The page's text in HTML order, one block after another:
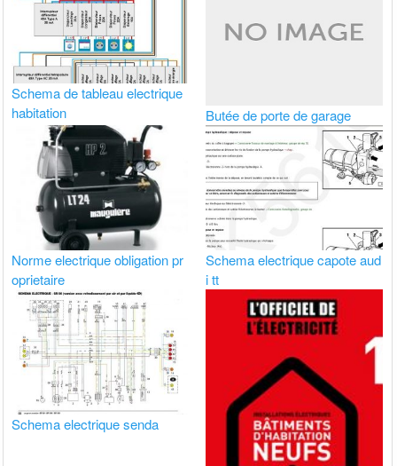
Schema de tableau electrique
habitation
Butée de porte de garage
Norme electrique obligation pr
oprietaire
Schema electrique capote aud
i tt
Schema electrique senda